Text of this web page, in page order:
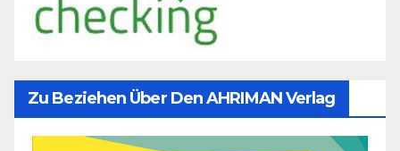
Zu Beziehen Über Den AHRIMAN Verlag